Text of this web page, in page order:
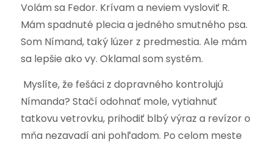
Volám sa Fedor. Krívam a neviem vysloviť R.
Mám spadnuté plecia a jedného smutného psa.
Som Nímand, taký lúzer z predmestia. Ale mám
sa lepšie ako vy. Oklamal som systém.
Myslíte, že fešáci z dopravného kontrolujú
Nímanda? Stačí odohnať mole, vytiahnuť
tatkovu vetrovku, prihodiť blbý výraz a revízor o
mňa nezavadí ani pohľadom. Po celom meste